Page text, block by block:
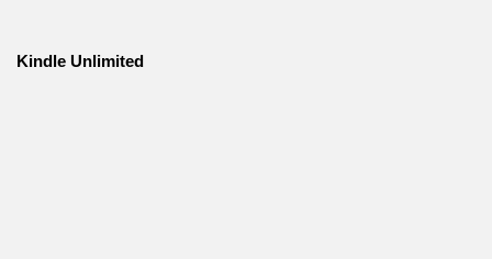
Kindle Unlimited